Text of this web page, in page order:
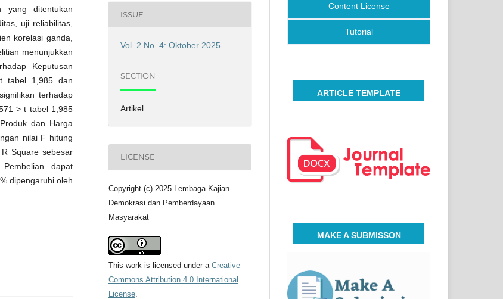
yang ditentukan
uji reliabilitas,
korelasi ganda,
menunjukkan
Keputusan
tabel 1,985 dan
terhadap
> t tabel 1,985
dan Harga
nilai F hitung
Square sebesar
dapat
dipengaruhi oleh
ISSUE
Vol. 2 No. 4: Oktober 2025
SECTION
Artikel
LICENSE
Copyright (c) 2025 Lembaga Kajian
Demokrasi dan Pemberdayaan
Masyarakat
This work is licensed under a Creative
Commons Attribution 4.0 International
License
Content License
Tutorial
ARTICLE TEMPLATE
MAKE A SUBMISSON